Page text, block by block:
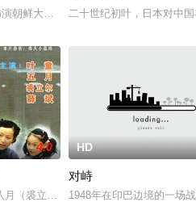
演朝鲜大王世宗，讲述韩国人引以为傲
二十世纪初叶，日本对中
4.0
（裘立尔 饰）是一对感情十分要好的
HD
对峙
1948年在印巴边境的一场